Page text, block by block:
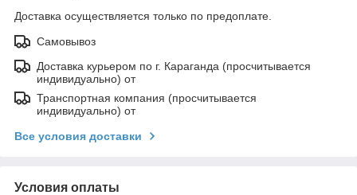
Доставка осуществляется только по предоплате.
Самовывоз
Доставка курьером по г. Караганда (просчитывается
индивидуально) от
Транспортная компания (просчитывается
индивидуально) от
Все условия доставки
Условия оплаты